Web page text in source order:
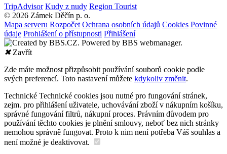
TripAdvisor Kudy z nudy Region Tourist
© 2026 Zámek Děčín p. o.
Mapa serveru Rozpočet Ochrana osobních údajů Cookies Povinné
údaje Prohlášení o přístupnosti Přihlášení
✖Zavřít
Zde máte možnost přizpůsobit používání souborů cookie podle
svých preferencí. Toto nastavení můžete kdykoliv změnit.
Technické Technické cookies jsou nutné pro fungování stránek,
zejm. pro přihlášení uživatele, uchovávání zboží v nákupním košíku,
správné fungování filtrů, nákupní proces. Právním důvodem pro
používání těchto cookies je plnění smlouvy, neboť bez nich stránky
nemohou správně fungovat. Proto k nim není potřeba Váš souhlas a
není možné je deaktivovat.